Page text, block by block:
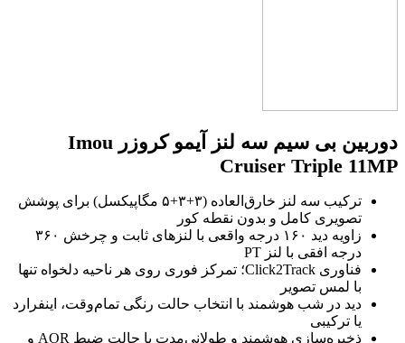
دوربین بی سیم سه لنز آیمو کروزر Imou
Cruiser Triple 11MP
ترکیب سه لنز خارق‌العاده (۳+۳+۵ مگاپیکسل) برای پوشش
تصویری کامل و بدون نقطه کور
زاویه دید ۱۶۰ درجه واقعی با لنزهای ثابت و چرخش ۳۶۰
درجه افقی با لنز PT
فناوری Click2Track؛ تمرکز فوری روی هر ناحیه دلخواه تنها
با لمس تصویر
دید در شب هوشمند با انتخاب حالت رنگی تمام‌وقت، اینفرارد
یا ترکیبی
ذخیره‌سازی هوشمند و طولانی‌مدت با حالت ضبط AOR و